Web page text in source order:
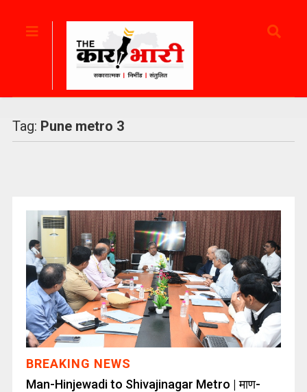
Tag: Pune metro 3
BREAKING NEWS
Man-Hinjewadi to Shivajinagar Metro | माण-